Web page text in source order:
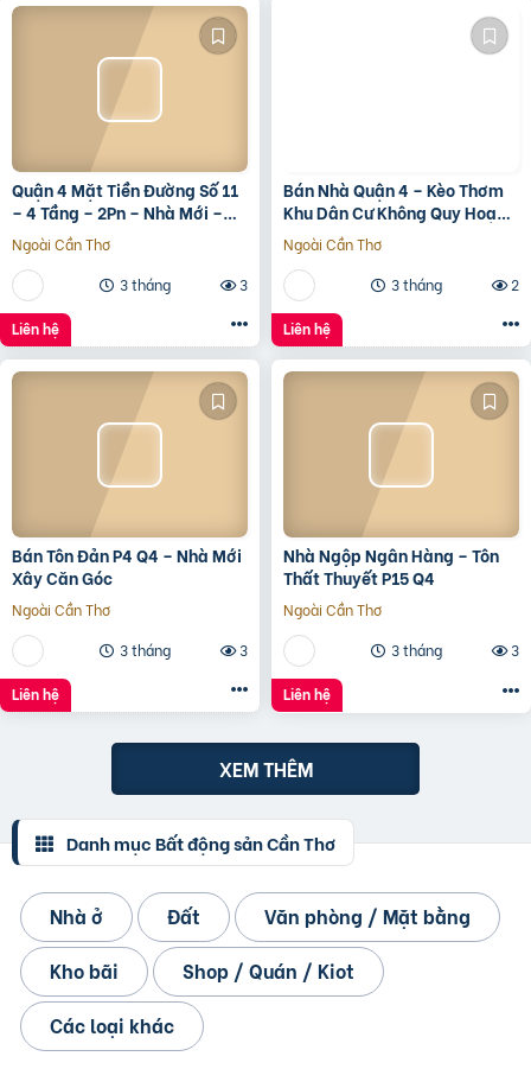
Quận 4 Mặt Tiền Đường Số 11
– 4 Tầng – 2Pn – Nhà Mới –
7.35 Tỷ Tl
Ngoài Cần Thơ
3 tháng
3
Liên hệ
Bán Nhà Quận 4 – Kèo Thơm
Khu Dân Cư Không Quy Hoạch
Cách Mặt Tiền Xóm Chiếu
30M
Ngoài Cần Thơ
3 tháng
2
Liên hệ
Bán Tôn Đản P4 Q4 – Nhà Mới
Xây Căn Góc
Ngoài Cần Thơ
3 tháng
3
Liên hệ
Nhà Ngộp Ngân Hàng – Tôn
Thất Thuyết P15 Q4
Ngoài Cần Thơ
3 tháng
3
Liên hệ
XEM THÊM
Danh mục Bất động sản Cần Thơ
Nhà ở Đất
Văn phòng / Mặt bằng
Kho bãi
Shop / Quán / Kiot
Các loại khác